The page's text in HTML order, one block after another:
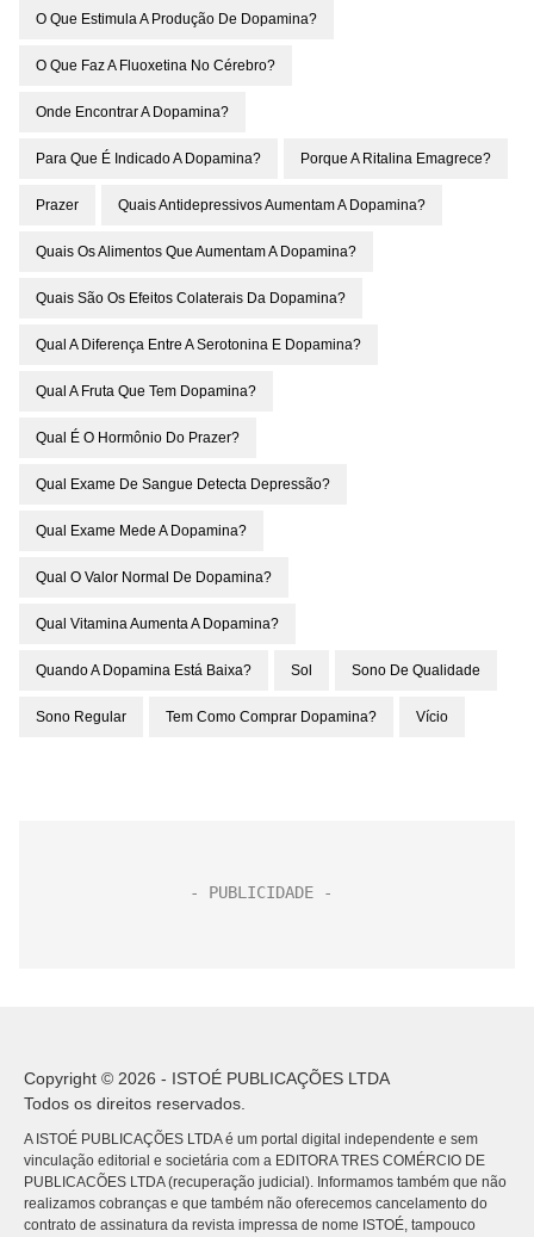
O Que Estimula A Produção De Dopamina?
O Que Faz A Fluoxetina No Cérebro?
Onde Encontrar A Dopamina?
Para Que É Indicado A Dopamina? Porque A Ritalina Emagrece?
Prazer Quais Antidepressivos Aumentam A Dopamina?
Quais Os Alimentos Que Aumentam A Dopamina?
Quais São Os Efeitos Colaterais Da Dopamina?
Qual A Diferença Entre A Serotonina E Dopamina?
Qual A Fruta Que Tem Dopamina?
Qual É O Hormônio Do Prazer?
Qual Exame De Sangue Detecta Depressão?
Qual Exame Mede A Dopamina?
Qual O Valor Normal De Dopamina?
Qual Vitamina Aumenta A Dopamina?
Quando A Dopamina Está Baixa? Sol Sono De Qualidade
Sono Regular Tem Como Comprar Dopamina? Vício
Copyright © 2026 - ISTOÉ PUBLICAÇÕES LTDA
Todos os direitos reservados.
A ISTOÉ PUBLICAÇÕES LTDA é um portal digital independente e sem
vinculação editorial e societária com a EDITORA TRES COMÉRCIO DE
PUBLICACÕES LTDA (recuperação judicial). Informamos também que não
realizamos cobranças e que também não oferecemos cancelamento do
contrato de assinatura da revista impressa de nome ISTOÉ, tampouco